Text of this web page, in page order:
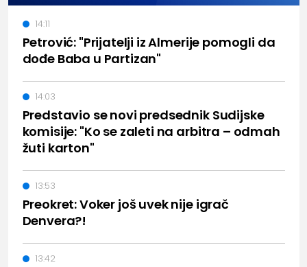
Petrović: "Prijatelji iz Almerije pomogli da
dođe Baba u Partizan"
14:11
Predstavio se novi predsednik Sudijske
komisije: "Ko se zaleti na arbitra – odmah
žuti karton"
14:03
Preokret: Voker još uvek nije igrač
Denvera?!
13:53
13:42